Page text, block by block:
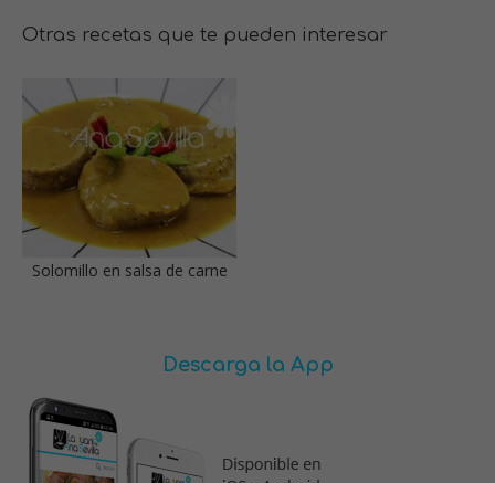
Otras recetas que te pueden interesar
Solomillo en salsa de carne
Descarga la App